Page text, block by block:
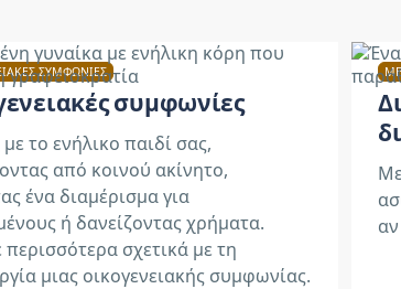
ΣΥΜΦΩΝΊΕΣ
συμφωνίες
το ενήλικο παιδί σας,
από κοινού ακίνητο,
ένα διαμέρισμα για
ή δανείζοντας χρήματα.
σχετικά με τη
μιας οικογενειακής συμφωνίας.